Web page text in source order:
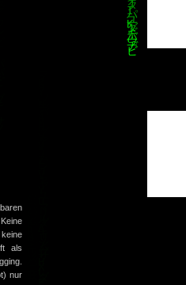
als
nur